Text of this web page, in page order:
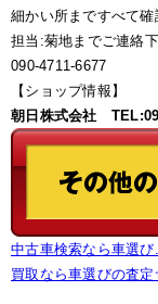
細かい所まですべて
担当:菊地までご連絡下
090-4711-6677
【ショップ情報】
朝日株式会社
中古車検索なら車選び
買取なら車選びの査定